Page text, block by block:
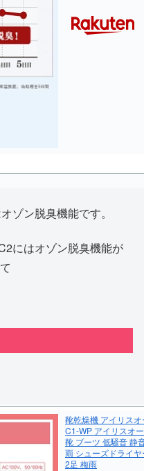
ゾン脱臭機能です。
にはオゾン脱臭機能が
靴乾燥機 アイリス
C1-WP アイリスオ
靴 ブーツ 低騒音 静
雨 シューズドライ
2足 梅雨